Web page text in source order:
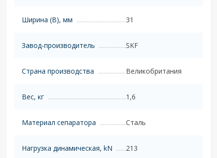
Ширина (B), мм 31
Завод-производитель SKF
Страна производства Великобритания
Вес, кг 1,6
Материал сепаратора Сталь
Нагрузка динамическая, kN 213